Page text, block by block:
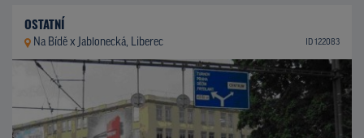
OSTATNÍ
Na Bídě x Jablonecká, Liberec ID 122083